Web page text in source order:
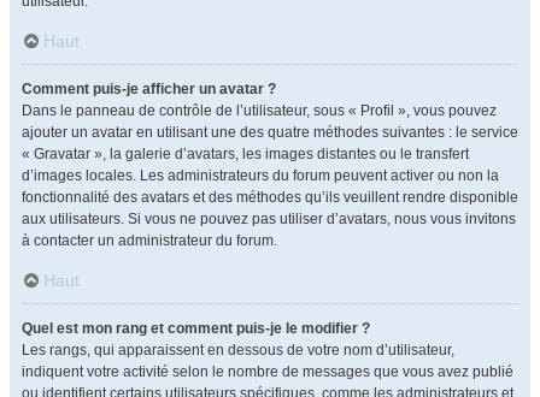
Haut
Comment puis-je afficher un avatar ?
Dans le panneau de contrôle de l’utilisateur, sous « Profil », vous pouvez
ajouter un avatar en utilisant une des quatre méthodes suivantes : le service
« Gravatar », la galerie d’avatars, les images distantes ou le transfert
d’images locales. Les administrateurs du forum peuvent activer ou non la
fonctionnalité des avatars et des méthodes qu’ils veuillent rendre disponible
aux utilisateurs. Si vous ne pouvez pas utiliser d’avatars, nous vous invitons
à contacter un administrateur du forum.
Haut
Quel est mon rang et comment puis-je le modifier ?
Les rangs, qui apparaissent en dessous de votre nom d’utilisateur,
indiquent votre activité selon le nombre de messages que vous avez publié
ou identifient certains utilisateurs spécifiques, comme les administrateurs et